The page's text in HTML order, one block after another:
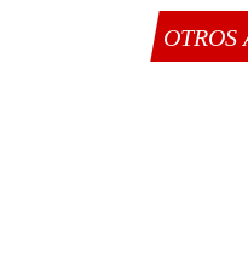
OTROS